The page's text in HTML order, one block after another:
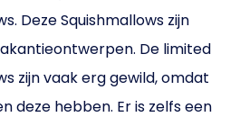
Deze Squishmallows zijn
De limited
zijn vaak erg gewild, omdat
deze hebben. Er is zelfs een